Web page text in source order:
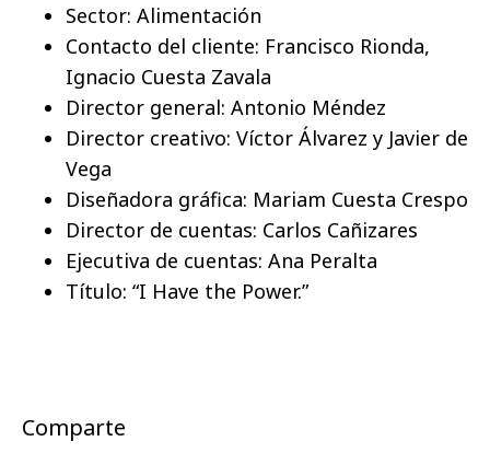
Sector: Alimentación
Contacto del cliente: Francisco Rionda,
Ignacio Cuesta Zavala
Director general: Antonio Méndez
Director creativo: Víctor Álvarez y Javier de
Vega
Diseñadora gráfica: Mariam Cuesta Crespo
Director de cuentas: Carlos Cañizares
Ejecutiva de cuentas: Ana Peralta
Título: “I Have the Power.”
Comparte